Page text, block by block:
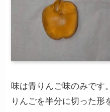
味は青りんご味のみです。
りんごを半分に切った形